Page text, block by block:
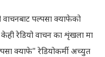
पल्पसा क्याफेको
रेडियो वाचन का शृंखला मा
क्याफे" रेडियोकर्मी अच्युत